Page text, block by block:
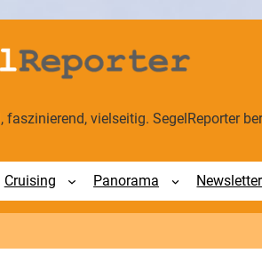
faszinierend, vielseitig. SegelReporter
Cruising Panorama Newsletter